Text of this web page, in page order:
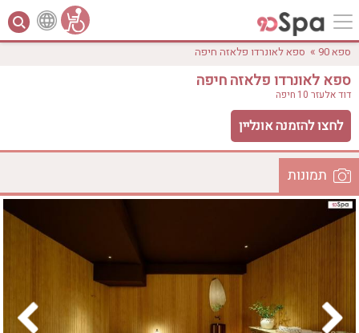
לפי אבזורים
אירוודה
ארוחה
בריכה מחוממת
בריכה חיצונית
ג'קוזי
ספא 90 » ספא לאונרדו פלאזה חיפה
ספא לאונרדו פלאזה חיפה
דוד אלעזר 10 חיפה
לחצו להזמנה אונליין
תמונות